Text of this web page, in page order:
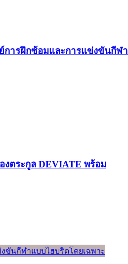
การฝึกซ้อมและการแข่งขันกีฬา
งตระกูล DEVIATE พร้อม